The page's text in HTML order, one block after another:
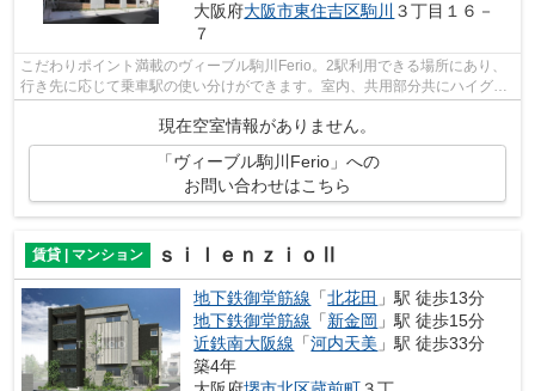
大阪府大阪市東住吉区駒川 ３丁目１６－
７
こだわりポイント満載のヴィーブル駒川Ferio。2駅利用できる場所にあり、
行き先に応じて乗車駅の使い分けができます。室内、共用部分共にハイグレ
現在空室情報がありません。
「ヴィーブル駒川Ferio」への
お問い合わせはこちら
賃貸 | マンション ｓｉｌｅｎｚｉｏⅡ
地下鉄御堂筋線 「北花田 」駅 徒歩13分
地下鉄御堂筋線 「新金岡 」駅 徒歩15分
近鉄南大阪線 「河内天美 」駅 徒歩33分
築4年